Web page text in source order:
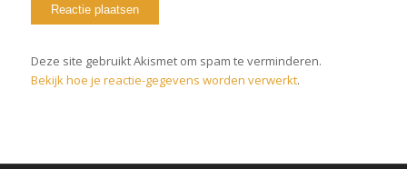
Deze site gebruikt Akismet om spam te verminderen.
Bekijk hoe je reactie-gegevens worden verwerkt.